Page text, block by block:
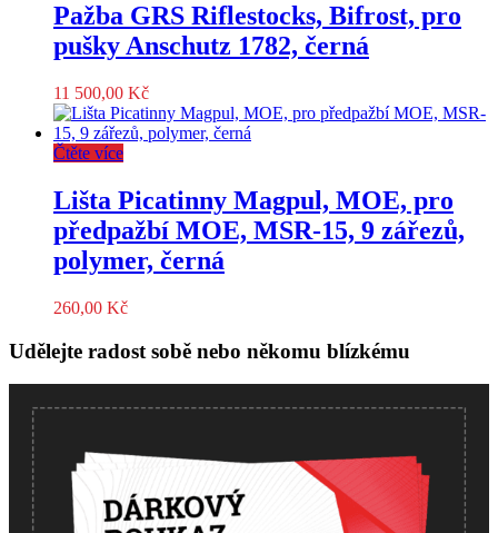
Pažba GRS Riflestocks, Bifrost, pro
pušky Anschutz 1782, černá
11 500,00 Kč
Čtěte více
Lišta Picatinny Magpul, MOE, pro
předpažbí MOE, MSR-15, 9 zářezů,
polymer, černá
260,00 Kč
Udělejte radost sobě nebo někomu blízkému